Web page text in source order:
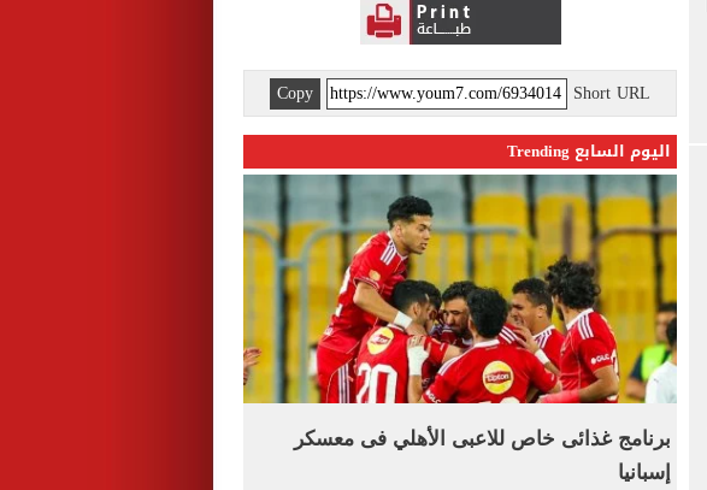
Short URL
Copy
اليوم السابع Trending
برنامج غذائى خاص للاعبى الأهلي فى معسكر
إسبانيا